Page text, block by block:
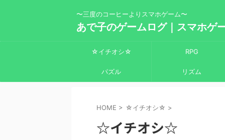
〜三度のコーヒーよりスマホゲーム〜
あで子のゲームログ｜スマホゲ
☆イチオシ☆ RPG
パズル リズム
HOME > ☆イチオシ☆ >
☆イチオシ☆